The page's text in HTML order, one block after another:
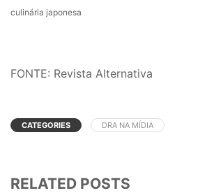
culinária japonesa
FONTE: Revista Alternativa
CATEGORIES DRA NA MÍDIA
RELATED POSTS